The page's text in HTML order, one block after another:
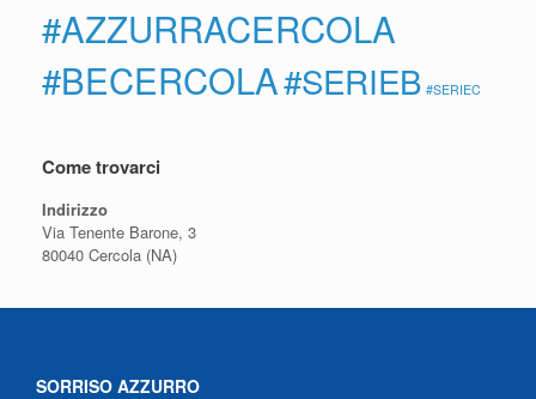
#AZZURRACERCOLA
#BECERCOLA#SERIEB #SERIEC
Come trovarci
Indirizzo
Via Tenente Barone, 3
80040 Cercola (NA)
SORRISO AZZURRO